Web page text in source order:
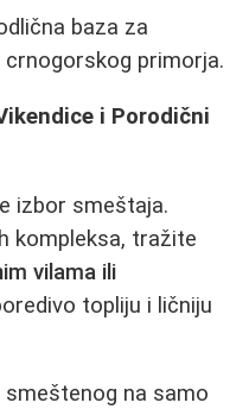
baza za
primorja.
i Porodični
izbor smeštaja.
kompleksa, tražite
vilama ili
topliju i ličniju
smeštenog na samo